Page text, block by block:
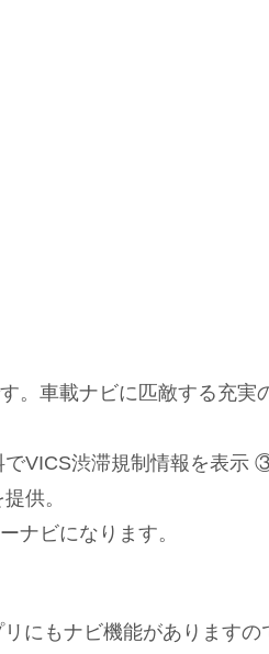
。車載ナビに匹敵する充実
VICS渋滞規制情報を表示
供。
ナビになります。
にもナビ機能がありますの